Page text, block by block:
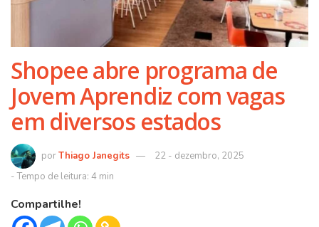
Shopee abre programa de
Jovem Aprendiz com vagas
em diversos estados
Thiago Janegits 22 - dezembro, 2025
Compartilhe!